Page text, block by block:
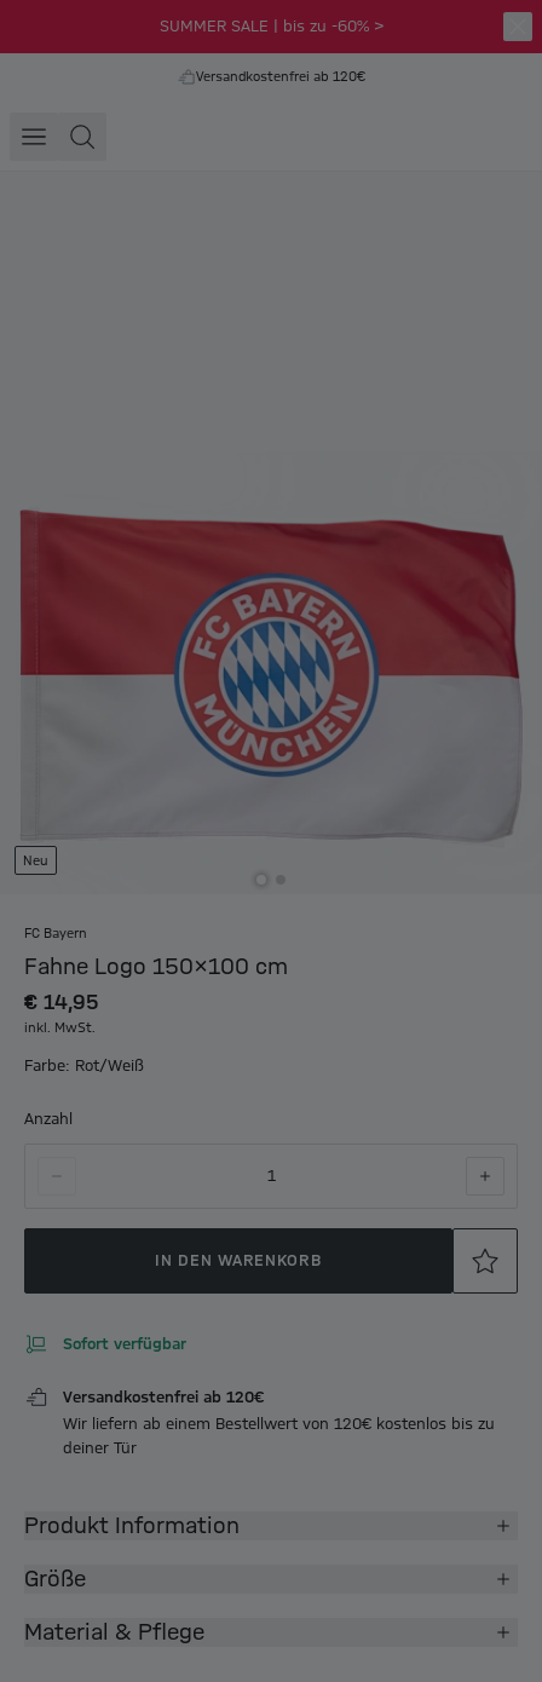
SUMMER SALE | bis zu -60% >
Versandkostenfrei ab 120€
Neu
FC Bayern
Fahne Logo 150x100 cm
€ 14,95
inkl. MwSt.
Farbe: Rot/Weiß
Anzahl
1
IN DEN WARENKORB
Sofort verfügbar
Versandkostenfrei ab 120€
Wir liefern ab einem Bestellwert von 120€ kostenlos bis zu
deiner Tür
Produkt Information
Größe
Material & Pflege